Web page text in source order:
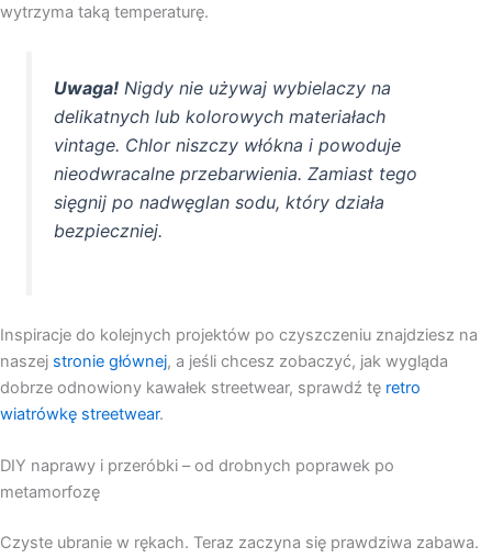
wytrzyma taką temperaturę.
Uwaga! Nigdy nie używaj wybielaczy na
delikatnych lub kolorowych materiałach
vintage. Chlor niszczy włókna i powoduje
nieodwracalne przebarwienia. Zamiast tego
sięgnij po nadwęglan sodu, który działa
bezpieczniej.
Inspiracje do kolejnych projektów po czyszczeniu znajdziesz na
naszej stronie głównej, a jeśli chcesz zobaczyć, jak wygląda
dobrze odnowiony kawałek streetwear, sprawdź tę retro
wiatrówkę streetwear.
DIY naprawy i przeróbki – od drobnych poprawek po
metamorfozę
Czyste ubranie w rękach. Teraz zaczyna się prawdziwa zabawa.